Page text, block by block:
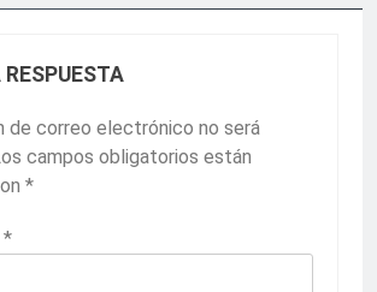
RESPUESTA
de correo electrónico no será
campos obligatorios están
*
*